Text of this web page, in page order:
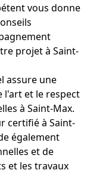
vous donne
projet à Saint-
assure une
l'art et le respect
à Saint-Max.
certifié à Saint-
également
et de
et les travaux